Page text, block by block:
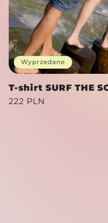
Wyprzedane
T-shirt SURF THE
Cena
222 PLN